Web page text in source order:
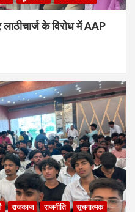
के विरोध में AAP
राजकाज राजनीति
सूचनात्मक